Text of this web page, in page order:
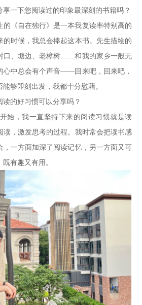
一下您阅读过的印象最深刻的书籍吗？
《自在独行》是一本我复读率特别高的
的时候，我总会捧起这本书。先生描绘的
口、塘边、老樟树……和我的家乡一般无
心中总会有个声音——回来吧，回来吧，
够即刻出发，我都十分慰藉。
的好习惯可以分享吗？
，我一直坚持下来的阅读习惯就是读
读，激发思考的过程。我时常会把读书感
，一方面加深了阅读记忆，另一方面又可
有趣又有用。